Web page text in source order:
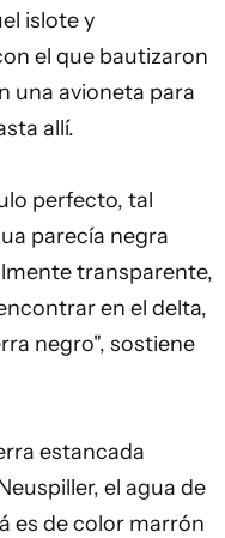
islote y
el que bautizaron
una avioneta para
allí.
perfecto, tal
parecía negra
transparente,
en el delta,
negro", sostiene
estancada
el agua de
es de color marrón